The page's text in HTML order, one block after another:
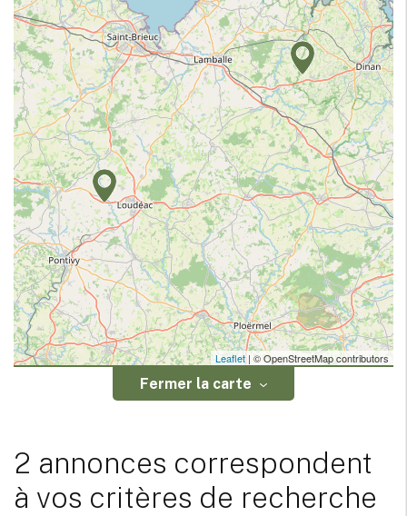
Leaflet | © OpenStreetMap contributors
Fermer la carte
2 annonces correspondent
à vos critères de recherche